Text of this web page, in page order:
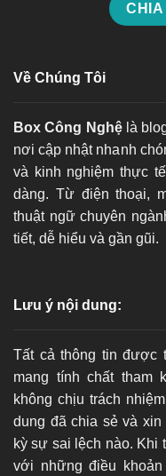
CHIA
Về Chúng Tôi
Box Công Nghệlà
nơi cập nhật nhanh
và kinh nghiệm thực
dàng. Từ điện thoại,
thuật ngữ chuyên
tiết, dễ hiểu và gần gũi.
Lưu ý nội dung:
Tất cả thông tin được
mang tính chất tham
không chịu trách
dung đã chia sẻ và
kỳ sự sai lệch nào. Khi
với những điều